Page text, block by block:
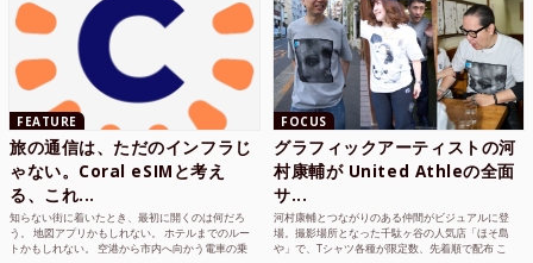
FEATURE
旅の通信は、ただのインフラじ
ゃない。Coral eSIMと考え
る、これ...
知らない街に着いたとき、最初に開くのは何だろ
う。 地図アプリかもしれない。 ホテルまでのルー
トかもしれない。 空港から市内へ向かう電車の乗
FOCUS
グラフィックアーティストの河
村康輔が United Athleの全面
サ...
河村康輔とつながりのある仲間がビジュアルに登
場。撮影場所となった千駄ヶ谷の人気店「ほそ島
や」で、Tシャツ各種が限定数、先着順で配布 こ